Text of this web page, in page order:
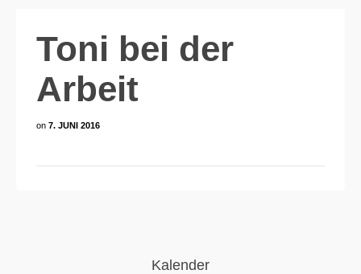
Toni bei der
Arbeit
on 7. JUNI 2016
Kalender